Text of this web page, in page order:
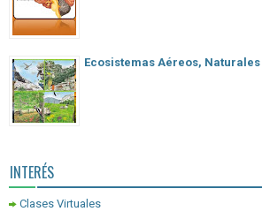
Ecosistemas Aéreos,
INTERÉS
Clases Virtuales